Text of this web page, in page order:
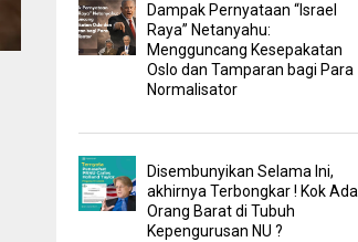
Dampak Pernyataan “Israel
Raya” Netanyahu:
Mengguncang Kesepakatan
Oslo dan Tamparan bagi Para
Normalisator
Disembunyikan Selama Ini,
akhirnya Terbongkar ! Kok Ada
Orang Barat di Tubuh
Kepengurusan NU ?